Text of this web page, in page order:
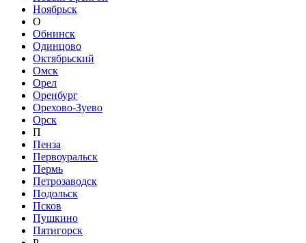
Ноябрьск
О
Обнинск
Одинцово
Октябрьский
Омск
Орел
Оренбург
Орехово-Зуево
Орск
П
Пенза
Первоуральск
Пермь
Петрозаводск
Подольск
Псков
Пушкино
Пятигорск